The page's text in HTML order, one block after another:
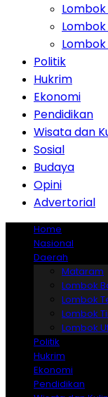
Politik
Hukrim
Ekonomi
Pendidikan
Wisata dan
Sosial
Budaya
Opini
Advertorial
Home
Nasional
Daerah
Mataram
Lombok
Lombok
Lombok
Lombok
Politik
Hukrim
Ekonomi
Pendidikan